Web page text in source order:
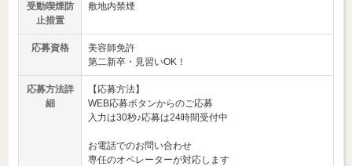
受動喫煙防
止措置
敷地内禁煙
応募資格
美容師免許
第二新卒・見習いOK！
応募方法詳
細
【応募方法】
WEB応募ボタンからのご応募
入力は30秒♪応募は24時間受付中
お電話でのお問い合わせ
専任のオペレーターが対応します